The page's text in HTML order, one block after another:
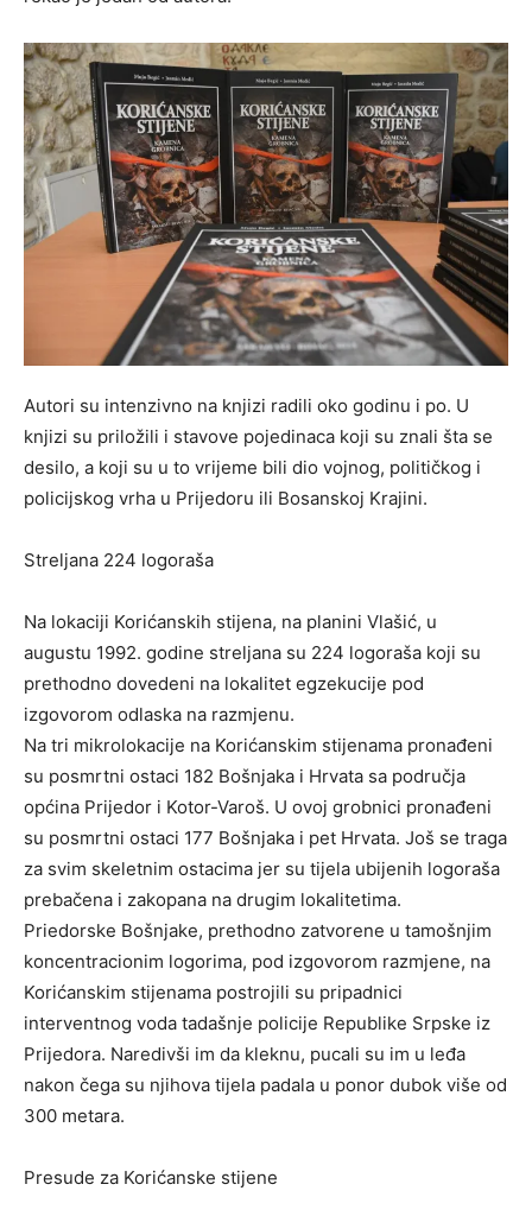
Autori su intenzivno na knjizi radili oko godinu i po. U
knjizi su priložili i stavove pojedinaca koji su znali šta se
desilo, a koji su u to vrijeme bili dio vojnog, političkog i
policijskog vrha u Prijedoru ili Bosanskoj Krajini.
Streljana 224 logoraša
Na lokaciji Korićanskih stijena, na planini Vlašić, u
augustu 1992. godine streljana su 224 logoraša koji su
prethodno dovedeni na lokalitet egzekucije pod
izgovorom odlaska na razmjenu.
Na tri mikrolokacije na Korićanskim stijenama pronađeni
su posmrtni ostaci 182 Bošnjaka i Hrvata sa područja
općina Prijedor i Kotor-Varoš. U ovoj grobnici pronađeni
su posmrtni ostaci 177 Bošnjaka i pet Hrvata. Još se traga
za svim skeletnim ostacima jer su tijela ubijenih logoraša
prebačena i zakopana na drugim lokalitetima.
Priedorske Bošnjake, prethodno zatvorene u tamošnjim
koncentracionim logorima, pod izgovorom razmjene, na
Korićanskim stijenama postrojili su pripadnici
interventnog voda tadašnje policije Republike Srpske iz
Prijedora. Naredivši im da kleknu, pucali su im u leđa
nakon čega su njihova tijela padala u ponor dubok više od
300 metara.
Presude za Korićanske stijene